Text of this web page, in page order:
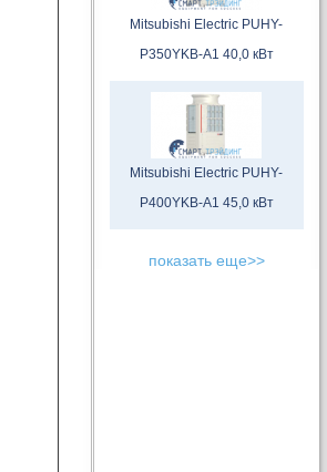
Mitsubishi Electric PUHY-
P350YKB-A1 40,0 кВт
Mitsubishi Electric PUHY-
P400YKB-A1 45,0 кВт
показать еще>>